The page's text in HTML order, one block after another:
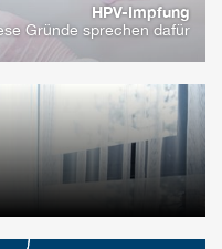
HPV-Impfung
Gründe sprechen dafür